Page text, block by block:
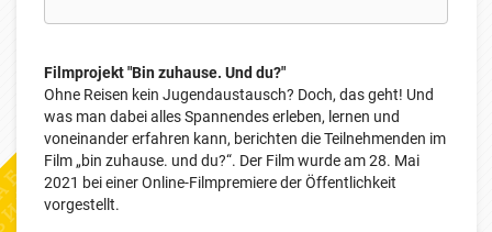
Filmprojekt "Bin zuhause. Und du?"
Ohne Reisen kein Jugendaustausch? Doch, das geht! Und
was man dabei alles Spannendes erleben, lernen und
voneinander erfahren kann, berichten die Teilnehmenden im
Film „bin zuhause. und du?“. Der Film wurde am 28. Mai
2021 bei einer Online-Filmpremiere der Öffentlichkeit
vorgestellt.